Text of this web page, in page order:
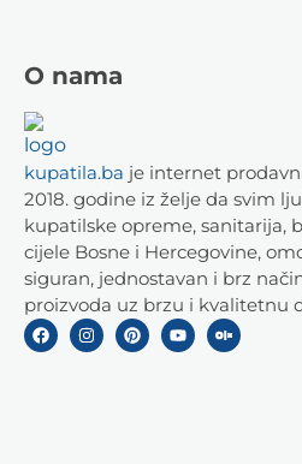
O nama
kupatila.ba je internet
2018. godine iz želje da svim
kupatilske opreme, sanitarija,
cijele Bosne i Hercegovine,
siguran, jednostavan i brz
proizvoda uz brzu i kvalitetnu